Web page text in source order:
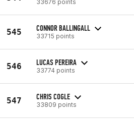
33676 points
545 CONNOR BALLINGALL
33715 points
546 LUCAS PEREIRA
33774 points
547 CHRIS COGLE
33809 points